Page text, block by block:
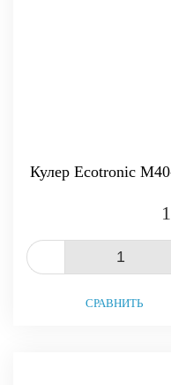
Кулер Ecotronic
СРАВНИТЬ